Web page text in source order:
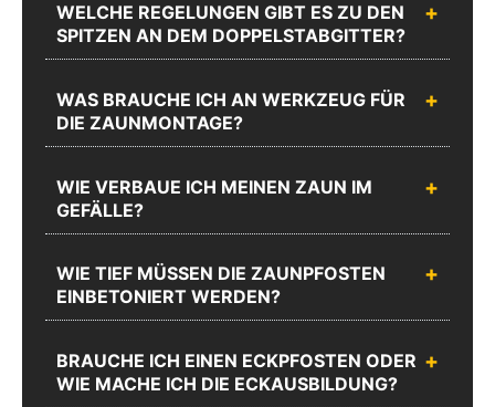
erreichen Sie
Mo.-Do.:
08:00 -
Fr.: 08:00 -
16:00
Zum
Chat
8873-1200
Mo.-Do.:
08:00 -
Fr.: 08:00 -
16:00
WELCHE REGELUNGEN GIBT ES ZU DEN
SPITZEN AN DEM DOPPELSTABGITTER?
WAS BRAUCHE ICH AN WERKZEUG FÜR
DIE ZAUNMONTAGE?
WIE VERBAUE ICH MEINEN ZAUN IM
GEFÄLLE?
WIE TIEF MÜSSEN DIE ZAUNPFOSTEN
EINBETONIERT WERDEN?
BRAUCHE ICH EINEN ECKPFOSTEN ODER
WIE MACHE ICH DIE ECKAUSBILDUNG?